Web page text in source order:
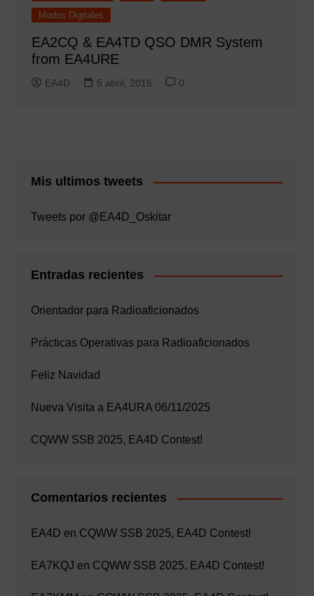
Modos Digitales
EA2CQ & EA4TD QSO DMR System
from EA4URE
EA4D 5 abril, 2016 0
Mis ultimos tweets
Tweets por @EA4D_Oskitar
Entradas recientes
Orientador para Radioaficionados
Prácticas Operativas para Radioaficionados
Feliz Navidad
Nueva Visita a EA4URA 06/11/2025
CQWW SSB 2025, EA4D Contest!
Comentarios recientes
EA4D en CQWW SSB 2025, EA4D Contest!
EA7KQJ en CQWW SSB 2025, EA4D Contest!